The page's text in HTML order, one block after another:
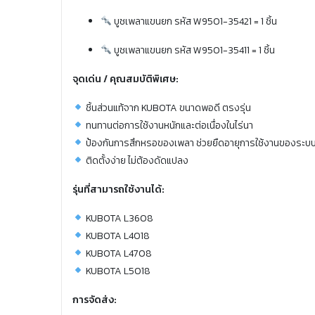
บูชเพลาแขนยก รหัส W9501-35421 = 1 ชิ้น
บูชเพลาแขนยก รหัส W9501-35411 = 1 ชิ้น
จุดเด่น / คุณสมบัติพิเศษ:
ชิ้นส่วนแท้จาก KUBOTA ขนาดพอดี ตรงรุ่น
ทนทานต่อการใช้งานหนักและต่อเนื่องในไร่นา
ป้องกันการสึกหรอของเพลา ช่วยยืดอายุการใช้งานของระบ
ติดตั้งง่าย ไม่ต้องดัดแปลง
รุ่นที่สามารถใช้งานได้:
KUBOTA L3608
KUBOTA L4018
KUBOTA L4708
KUBOTA L5018
การจัดส่ง: